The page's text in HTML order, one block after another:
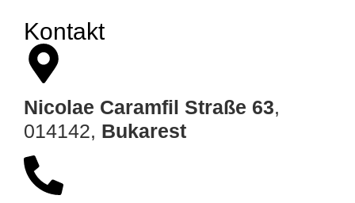
Kontakt
Nicolae Caramfil Straße 63,
014142, Bukarest